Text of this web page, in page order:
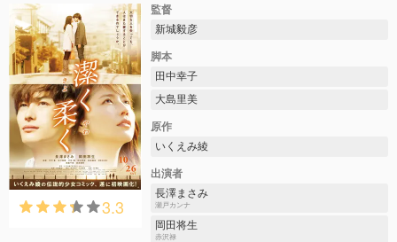
3.3
監督
新城毅彦
脚本
田中幸子
大島里美
原作
いくえみ綾
出演者
長澤まさみ
瀬戸カンナ
岡田将生
赤沢禄